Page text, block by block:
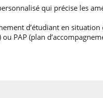
qui précise les
d’étudiant en situation
PAP (plan